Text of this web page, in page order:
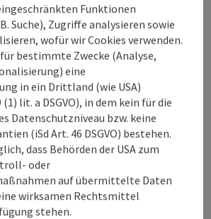
„Marina“ verwöhnt nicht nur
sondern steht auch allen
Pizzen und ausgewählten
geöffnetgeöffnet
geöffnet
Samstag geöffnet
SOSonntag geöffnet
FEFeiertag geöffnet
Funktionen
Suche), Zugriffe analysieren sowie
wofür wir Cookies verwenden.
bestimmte Zwecke (Analyse,
eine
in ein Drittland (wie USA)
lit. a DSGVO), in dem kein für die
Datenschutzniveau bzw. keine
(iSd Art. 46 DSGVO) bestehen.
dass Behörden der USA zum
oder
auf übermittelte Daten
wirksamen Rechtsmittel
stehen.